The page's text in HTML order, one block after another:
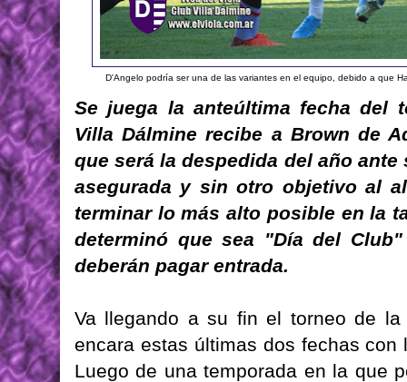
D'Angelo podría ser una de las variantes en el equipo, debido a que
Se juega la anteúltima fecha del
Villa Dálmine recibe a Brown de
que será la despedida del año
asegurada y sin otro objetivo al
terminar lo más alto posible en la
determinó que sea "Día del
deberán pagar entrada.
Va llegando a su fin el torneo de
encara estas últimas dos fechas
Luego de una temporada en la que